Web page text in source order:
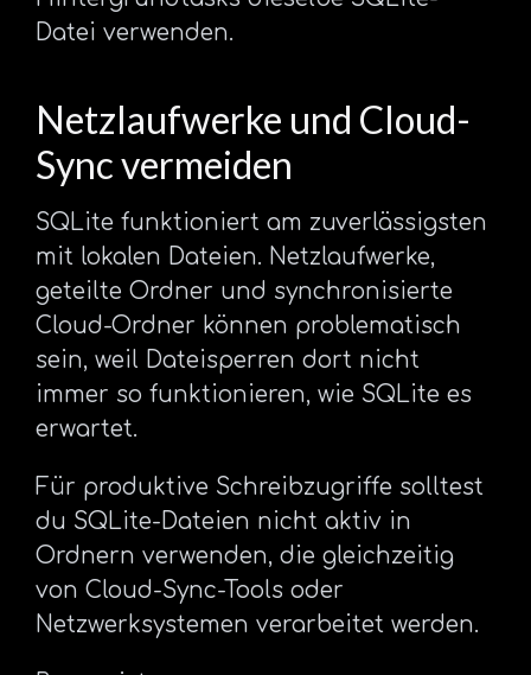
Datei verwenden.
Netzlaufwerke und Cloud-
Sync vermeiden
SQLite funktioniert am zuverlässigsten
mit lokalen Dateien. Netzlaufwerke,
geteilte Ordner und synchronisierte
Cloud-Ordner können problematisch
sein, weil Dateisperren dort nicht
immer so funktionieren, wie SQLite es
erwartet.
Für produktive Schreibzugriffe solltest
du SQLite-Dateien nicht aktiv in
Ordnern verwenden, die gleichzeitig
von Cloud-Sync-Tools oder
Netzwerksystemen verarbeitet werden.